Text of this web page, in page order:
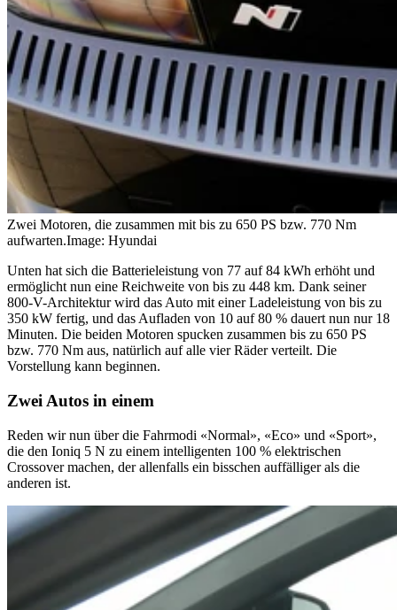
Zwei Motoren, die zusammen mit bis zu 650 PS bzw. 770 Nm
aufwarten.Image: Hyundai
Unten hat sich die Batterieleistung von 77 auf 84 kWh erhöht und
ermöglicht nun eine Reichweite von bis zu 448 km. Dank seiner
800-V-Architektur wird das Auto mit einer Ladeleistung von bis zu
350 kW fertig, und das Aufladen von 10 auf 80 % dauert nun nur 18
Minuten. Die beiden Motoren spucken zusammen bis zu 650 PS
bzw. 770 Nm aus, natürlich auf alle vier Räder verteilt. Die
Vorstellung kann beginnen.
Zwei Autos in einem
Reden wir nun über die Fahrmodi «Normal», «Eco» und «Sport»,
die den Ioniq 5 N zu einem intelligenten 100 % elektrischen
Crossover machen, der allenfalls ein bisschen auffälliger als die
anderen ist.